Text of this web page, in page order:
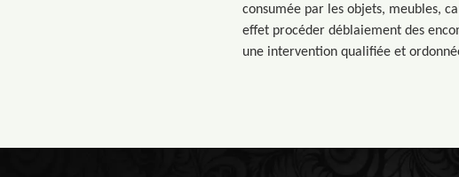
consumée par les objets, meubles,
effet procéder déblaiement des
une intervention qualifiée et